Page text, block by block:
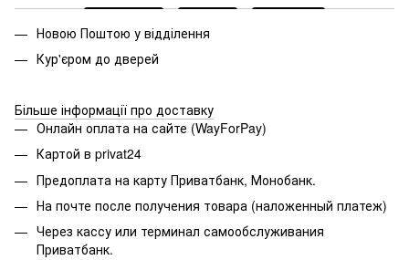
Новою Поштою у відділення
Кур'єром до дверей
Більше інформації про доставку
Онлайн оплата на сайте (WayForPay)
Картой в privat24
Предоплата на карту Приватбанк, Монобанк.
На почте после получения товара (наложенный платеж)
Через кассу или терминал самообслуживания
Приватбанк.